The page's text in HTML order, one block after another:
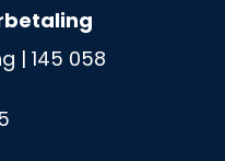
| 145 058